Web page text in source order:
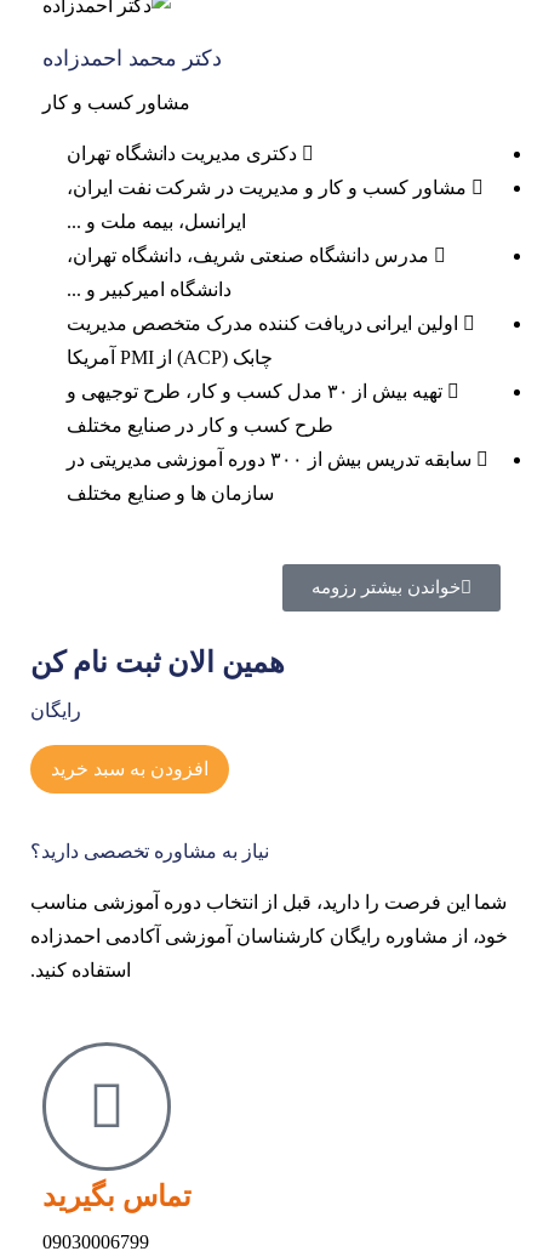
دکتر محمد احمدزاده
مشاور کسب و کار
دکتری مدیریت دانشگاه تهران
مشاور کسب و کار و مدیریت در شرکت نفت ایران،
ایرانسل، بیمه ملت و ...
مدرس دانشگاه صنعتی شریف، دانشگاه تهران،
دانشگاه امیرکبیر و ...
اولین ایرانی دریافت کننده مدرک متخصص مدیریت
چابک (ACP) از PMI آمریکا
تهیه بیش از ۳۰ مدل کسب و کار، طرح توجیهی و
طرح کسب و کار در صنایع مختلف
سابقه تدریس بیش از ۳۰۰ دوره آموزشی مدیریتی در
سازمان ها و صنایع مختلف
خواندن بیشتر رزومه
همین الان ثبت نام کن
رایگان
افزودن به سبد خرید
نیاز به مشاوره تخصصی دارید؟
شما این فرصت را دارید، قبل از انتخاب دوره آموزشی مناسب
خود، از مشاوره رایگان کارشناسان آموزشی آکادمی احمدزاده
استفاده کنید.
تماس بگیرید
09030006799